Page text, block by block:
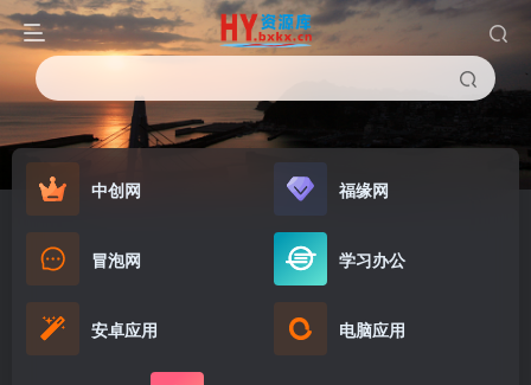
中创网 福缘网
冒泡网 学习办公
安卓应用 电脑应用